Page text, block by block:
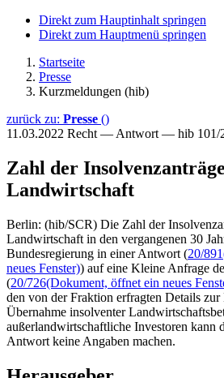
Direkt zum Hauptinhalt springen
Direkt zum Hauptmenü springen
Startseite
Presse
Kurzmeldungen (hib)
zurück zu: Presse ()
11.03.2022 Recht — Antwort — hib 101/
Zahl der
Landwirtschaft
Berlin: (hib/SCR) Die Zahl der
Landwirtschaft in den vergangenen 30
Bundesregierung in einer Antwort (20/891
neues Fenster)) auf eine Kleine Anfrage
(20/726(Dokument, öffnet ein neues
den von der Fraktion erfragten Details
Übernahme insolventer
außerlandwirtschaftliche Investoren kann
Antwort keine Angaben machen.